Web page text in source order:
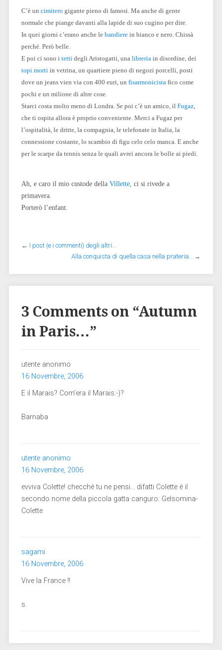
C’è un cimitero gigante pieno di famosi. Ma anche di gente
normale che piange davanti alla lapide di suo cugino per dire.
In quei giorni c’erano anche le bandierein bianco e nero. Chissà
perché. Però belle.
E poi ci sono i tettidegli Aristogatti, una libreriain disordine, dei
topi mortiin vetrina, un quartiere pieno di negozi porcelli, posti
dove un jeans vien via con 400 euri, un fisarmonicistafico come
pochi e un milione di altre cose.
Starci costa molto meno di Londra. Se poi c’è un amico, il Fugaz,
che ti ospita allora è proprio conveniente. Merci a Fugaz per
l’ospitalità, le dritte, la compagnia, le telefonate in Italia, la
connessione costante, lo scambio di figu celo celo manca. E anche
per le scarpe da tennis senza le quali avrei ancora le bolle ai piedi.
Ah, e caro il mio custode della Villette, ci si rivede a
primavera.
Porterò l’enfant.
← I post (e i commenti) degli altri…
Alla conquista di quella casa nella prateria… →
3 Comments on “Autumn
in Paris…”
utente anonimo
16 Novembre, 2006
E il Marais? Com’era il Marais:-)?
Barnaba
utente anonimo
16 Novembre, 2006
evviva Colette! checchè tu ne pensi… difatti Colette è il
secondo nome della piccola gatta canguro: Gelsomina-
Colette
sagami
16 Novembre, 2006
Vive la France !!
s.